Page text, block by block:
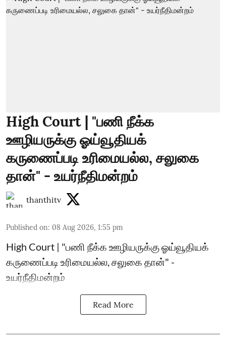
High Court | "பணி நீக்க
ஊழியருக்கு ஓய்வூதியக்
கருணைப்படி உரிமையல்ல, சலுகை
தான்" - உயர்நீதிமன்றம்
thanthitv
Published on: 08 Aug 2026, 1:55 pm
High Court | "பணி நீக்க ஊழியருக்கு ஓய்வூதியக்
கருணைப்படி உரிமையல்ல, சலுகை தான்" -
உயர்நீதிமன்றம்
Read More